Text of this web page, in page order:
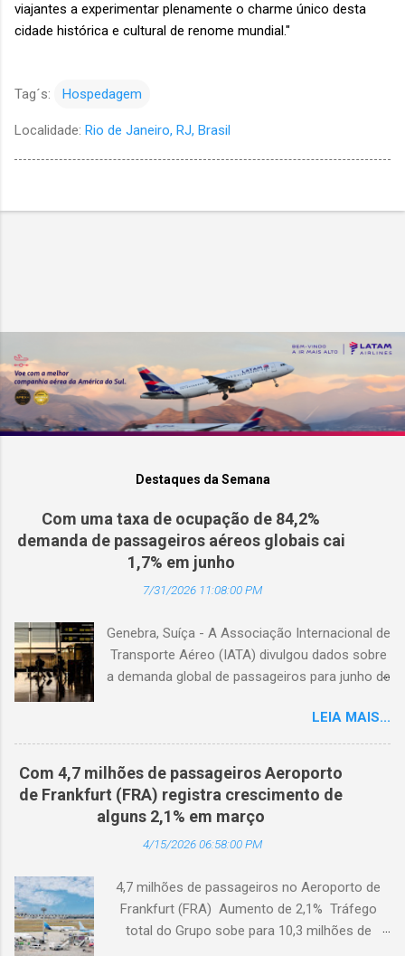
viajantes a experimentar plenamente o charme único desta
cidade histórica e cultural de renome mundial."
Tag´s: Hospedagem
Localidade: Rio de Janeiro, RJ, Brasil
Destaques da Semana
Com uma taxa de ocupação de 84,2%
demanda de passageiros aéreos globais cai
1,7% em junho
7/31/2026 11:08:00 PM
Genebra, Suíça - A Associação Internacional de
Transporte Aéreo (IATA) divulgou dados sobre
a demanda global de passageiros para junho de
passageiros-quilômetro pagos (RPK), caiu 1,7%
em comparação com junho de 2025. Excluindo
o Oriente Médio, a demanda diminuiu 0,6%. A
capacidade total, medida em assentos-
quilômetro disponíveis (ASK), diminuiu 1,3% em
relação ao ano anterior. A taxa de ocupação foi
de 84,2% (-0,4 ponto percentual em
internacional caiu 0,9% em comparação com
junho de 2025. Excluindo o Oriente Médio, a
demanda cresceu 1,1%. A capacidade diminuiu
LEIA MAIS...
Com 4,7 milhões de passageiros Aeroporto
de Frankfurt (FRA) registra crescimento de
alguns 2,1% em março
4/15/2026 06:58:00 PM
4,7 milhões de passageiros no Aeroporto de
Frankfurt (FRA) Aumento de 2,1% Tráfego
total do Grupo sobe para 10,3 milhões de